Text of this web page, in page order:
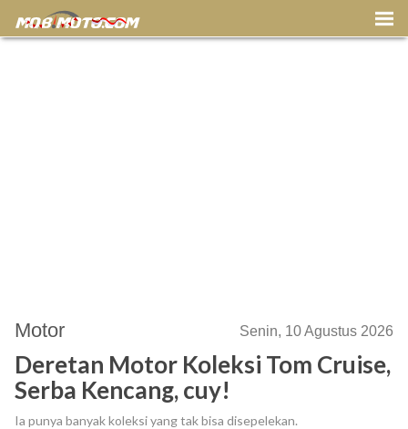
Motor Senin, 10 Agustus 2026
Deretan Motor Koleksi Tom Cruise,
Serba Kencang, cuy!
Ia punya banyak koleksi yang tak bisa disepelekan.